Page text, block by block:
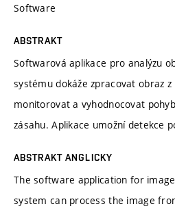
Software
ABSTRAKT
Softwarová aplikace pro analýzu
systému dokáže zpracovat obraz
monitorovat a vyhodnocovat
zásahu. Aplikace umožní detekce
ABSTRAKT ANGLICKY
The software application for
system can process the image